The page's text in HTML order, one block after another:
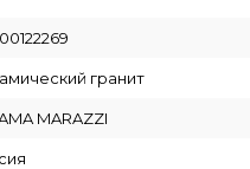
гранит
MARAZZI